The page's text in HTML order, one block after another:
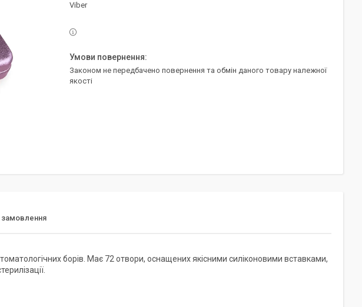
Viber
Законом не передбачено повернення та обмін даного товару належної
якості
замовлення
борів. Має 72 отвори, оснащених якісними силіконовими вставками,